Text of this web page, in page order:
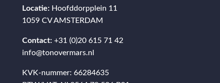
Locatie: Hoofddorpplein 11
1059 CV AMSTERDAM
Contact: +31 (0)20 615 71 42
info@tonovermars.nl
KVK-nummer: 66284635